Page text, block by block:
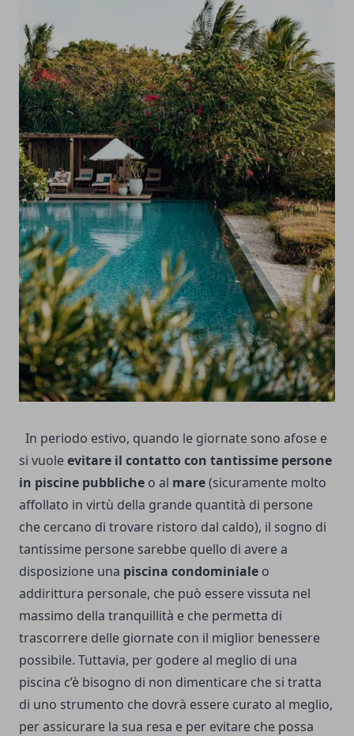
In periodo estivo, quando le giornate sono afose e
si vuoleevitare il contatto con tantissime persone
in piscine pubbliche o al mare(sicuramente molto
affollato in virtù della grande quantità di persone
che cercano di trovare ristoro dal caldo), il sogno di
tantissime persone sarebbe quello di avere a
disposizione una piscina condominiale o
addirittura personale, che può essere vissuta nel
massimo della tranquillità e che permetta di
trascorrere delle giornate con il miglior benessere
possibile. Tuttavia, per godere al meglio di una
piscina c’è bisogno di non dimenticare che si tratta
di uno strumento che dovrà essere curato al meglio,
per assicurare la sua resa e per evitare che possa